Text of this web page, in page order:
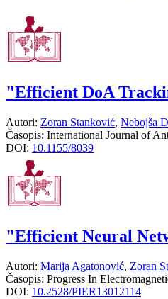
"Efficient DoA
Autori: Zoran Stanković, Nebojša
Časopis: International Journal of
DOI: 10.1155/8039
"Efficient Neural
Autori: Marija Agatonović, Zoran
Časopis: Progress In
DOI: 10.2528/PIER13012114